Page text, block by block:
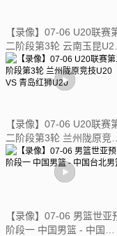
【录像】07-06 U20联赛
二阶段第3轮 云南玉昆U20
VS 辽宁铁人U20
【录像】07-06 U20联赛
二阶段第3轮 兰州陇原竞技
U20 VS 青岛红狮U20
【录像】07-06 男篮世亚
阶段一 中国男篮 - 中国台